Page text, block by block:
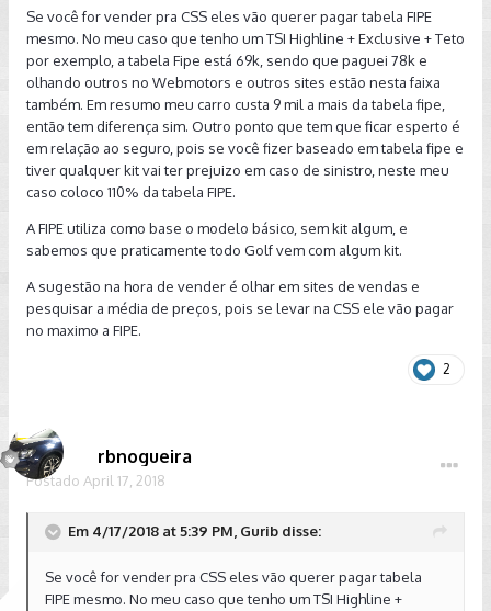
tabela FIPE existe somente duas versões "confortline e
highline", entretanto sabemos que dentro destas duas
opções existem 4 pacotes (básico, elegance, exclusive e
premium) além do teto solar. Ou seja, pode haver uma
varição de quase 30 mil reais entre o pacote básico e um
premium + teto dentro de uma mesma versão highline.
Entendo que não é justo ter um valor único de uma tabela
com uma varição de preço tão grande.
Tenho conhecimento que ninguém irá pagar os valores que
pagamos nesses opcionais quando zero, mas também acho
um absurdo considerar que nada disso vale nada e ser
concessionárias vieram me dizer a tabela FIPE usa um valor
médio, mas sinceramente não me convenceram.
Abraços
Se você for vender pra CSS eles vão querer pagar tabela FIPE
mesmo. No meu caso que tenho um TSI Highline + Exclusive + Teto
por exemplo, a tabela Fipe está 69k, sendo que paguei 78k e
olhando outros no Webmotors e outros sites estão nesta faixa
também. Em resumo meu carro custa 9 mil a mais da tabela fipe,
então tem diferença sim. Outro ponto que tem que ficar esperto é
em relação ao seguro, pois se você fizer baseado em tabela fipe e
tiver qualquer kit vai ter prejuizo em caso de sinistro, neste meu
caso coloco 110% da tabela FIPE.
A FIPE utiliza como base o modelo básico, sem kit algum, e
sabemos que praticamente todo Golf vem com algum kit.
A sugestão na hora de vender é olhar em sites de vendas e
pesquisar a média de preços, pois se levar na CSS ele vão pagar
no maximo a FIPE.
2
rbnogueira
Postado April 17, 2018
Em 4/17/2018 at 5:39 PM, Gurib disse:
Se você for vender pra CSS eles vão querer pagar tabela
FIPE mesmo. No meu caso que tenho um TSI Highline +